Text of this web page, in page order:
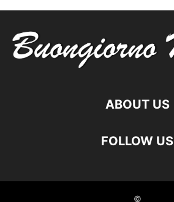
ABOUT US
FOLLOW US
©